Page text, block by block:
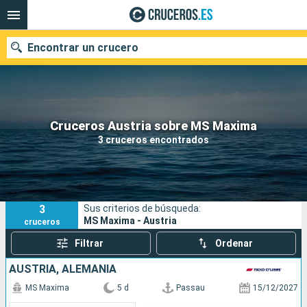
Cruceros Austria sobre MS Maxima
3 cruceros encontrados
Encontrar un crucero
Nuestros destinos
Fecha de salida
Puertos Compañías
Buscar
3
cruceros
Sus criterios de búsqueda:
MS Maxima - Austria
Filtrar Ordenar
AUSTRIA, ALEMANIA
MS Maxima 5 d Passau 15/12/2027